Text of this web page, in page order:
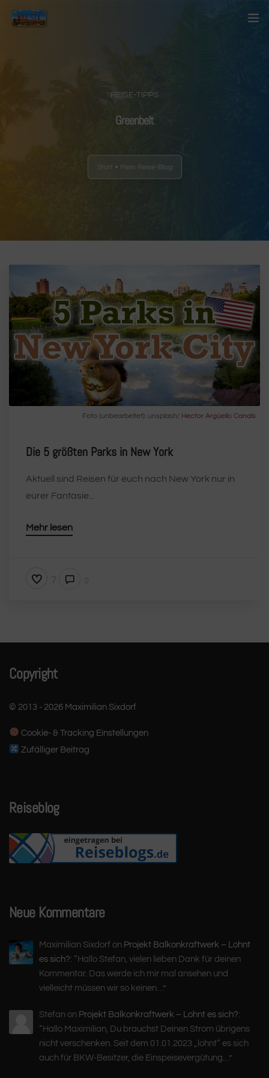
REISE-TIPPS
Greenbelt
Start Mein Reise-Blog
Foto (unbearbeitet): unsplash/ Hector Argüello Canals
Die 5 größten Parks in New York
Aktuell sind Reisen für euch nach New York nur in
eurer Fantasie...
Mehr lesen
Copyright
© 2013 - 2026 Maximilian Sixdorf
Cookie- & Tracking Einstellungen
Zufälliger Beitrag
Reiseblog
Neue Kommentare
Maximilian Sixdorf on Projekt Balkonkraftwerk – Lohnt
es sich?: “ Hallo Stefan, vielen lieben Dank für deinen
Kommentar. Das werde ich mir mal ansehen und
vielleicht müssen wir so keinen… ”
Stefan on Projekt Balkonkraftwerk – Lohnt es sich?:
“ Hallo Maximilian, Du brauchst Deinen Strom übrigens
nicht verschenken. Seit dem 01.01.2023 „lohnt“ es sich
auch für BKW-Besitzer, die Einspeisevergütung… ”